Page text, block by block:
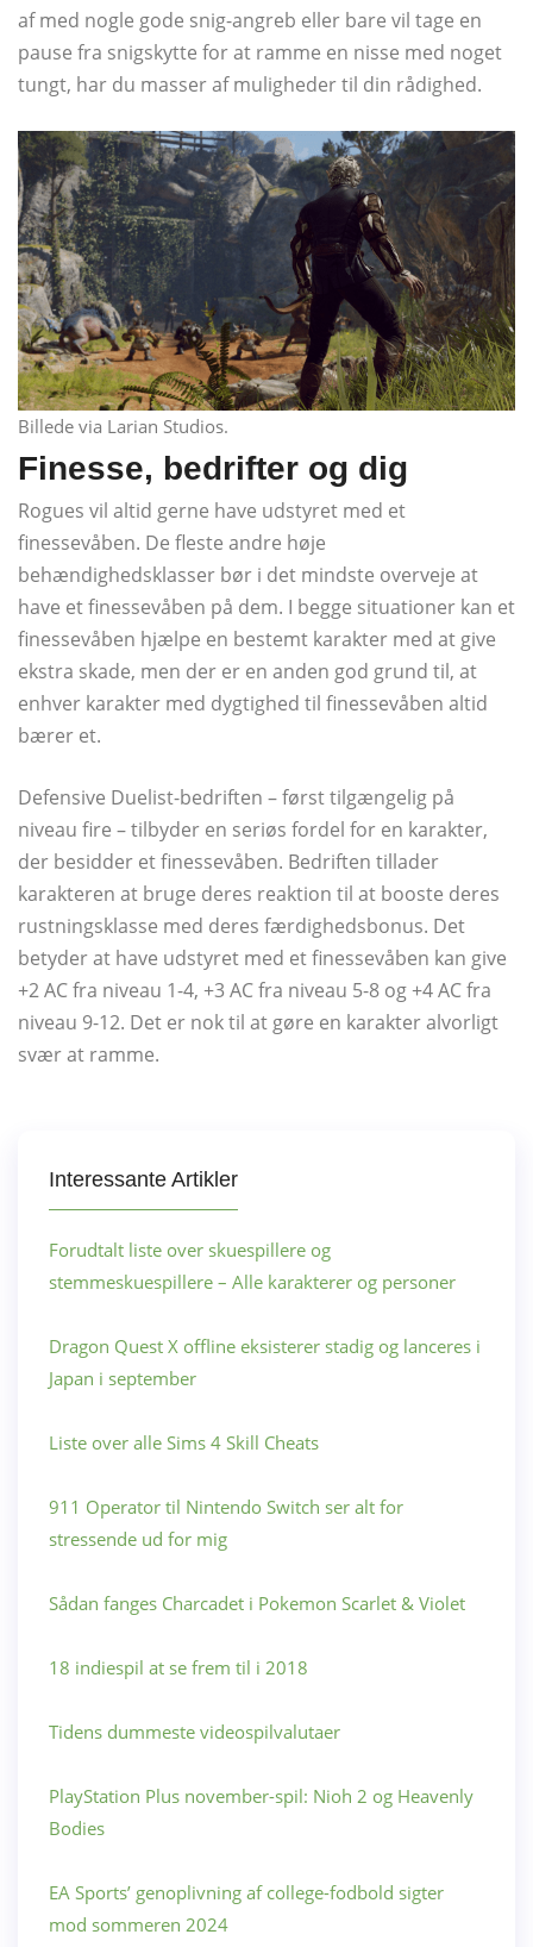
af med nogle gode snig-angreb eller bare vil tage en
pause fra snigskytte for at ramme en nisse med noget
tungt, har du masser af muligheder til din rådighed.
Billede via Larian Studios.
Finesse, bedrifter og dig
Rogues vil altid gerne have udstyret med et
finessevåben. De fleste andre høje
behændighedsklasser bør i det mindste overveje at
have et finessevåben på dem. I begge situationer kan et
finessevåben hjælpe en bestemt karakter med at give
ekstra skade, men der er en anden god grund til, at
enhver karakter med dygtighed til finessevåben altid
bærer et.
Defensive Duelist-bedriften – først tilgængelig på
niveau fire – tilbyder en seriøs fordel for en karakter,
der besidder et finessevåben. Bedriften tillader
karakteren at bruge deres reaktion til at booste deres
rustningsklasse med deres færdighedsbonus. Det
betyder at have udstyret med et finessevåben kan give
+2 AC fra niveau 1-4, +3 AC fra niveau 5-8 og +4 AC fra
niveau 9-12. Det er nok til at gøre en karakter alvorligt
svær at ramme.
Interessante Artikler
Forudtalt liste over skuespillere og
stemmeskuespillere – Alle karakterer og personer
Dragon Quest X offline eksisterer stadig og lanceres i
Japan i september
Liste over alle Sims 4 Skill Cheats
911 Operator til Nintendo Switch ser alt for
stressende ud for mig
Sådan fanges Charcadet i Pokemon Scarlet & Violet
18 indiespil at se frem til i 2018
Tidens dummeste videospilvalutaer
PlayStation Plus november-spil: Nioh 2 og Heavenly
Bodies
EA Sports’ genoplivning af college-fodbold sigter
mod sommeren 2024